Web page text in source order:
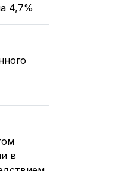
4,7%
в